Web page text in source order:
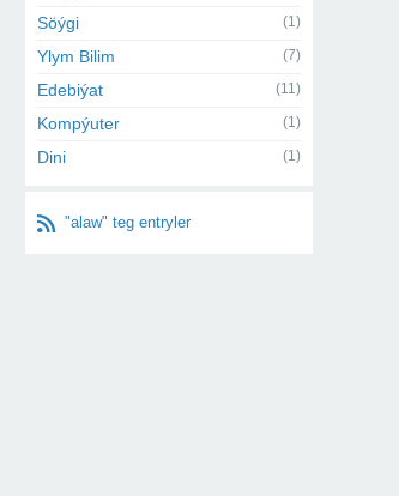
Söýgi (1)
Ylym Bilim (7)
Edebiýat (11)
Kompýuter (1)
Dini (1)
"alaw" teg entryler